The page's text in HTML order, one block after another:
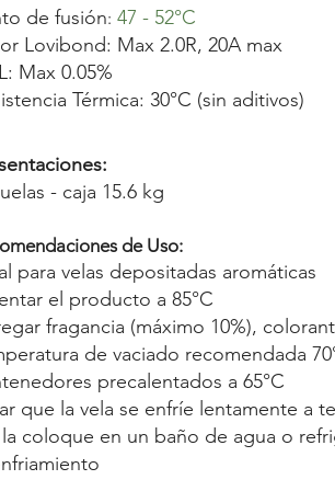
de fusión​: 47 - 52°C
Lovibond: Max 2.0R, 20A max
Max 0.05%
Térmica: 30°C (sin aditivos)
- caja 15.6 kg
de Uso:
para velas depositadas aromáticas
el producto a 85°C
fragancia (máximo 10%),
de vaciado recomendada
precalentados a 65°C
que la vela se enfríe lentamente a
coloque en un baño de agua o